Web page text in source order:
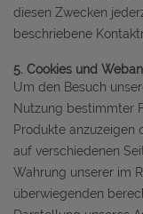
diesen Zwecken
beschriebene
5. Cookies und
Um den Besuch
Nutzung bestimmter
Produkte anzuzeigen
auf verschiedenen
Wahrung unserer im
überwiegenden